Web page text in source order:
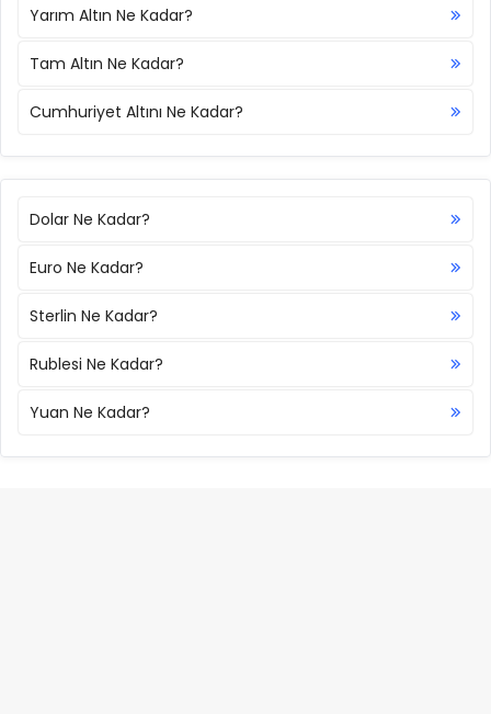
Yarım Altın Ne Kadar?
Tam Altın Ne Kadar?
Cumhuriyet Altını Ne Kadar?
Dolar Ne Kadar?
Euro Ne Kadar?
Sterlin Ne Kadar?
Rublesi Ne Kadar?
Yuan Ne Kadar?